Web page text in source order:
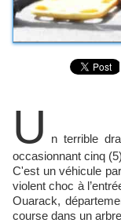
U
n terrible
occasionnant cinq
C'est un véhicule
violent choc à
Ouarack,
course dans un